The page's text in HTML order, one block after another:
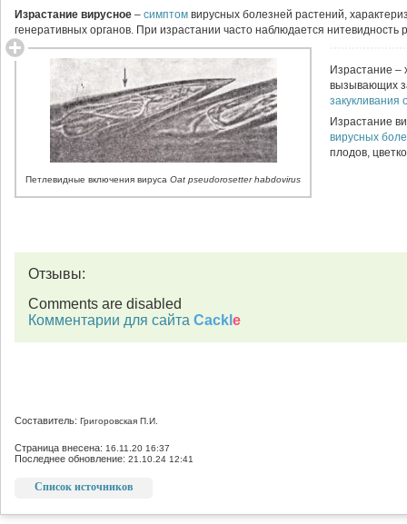
Израстание вирусное – симптом вирусных болезней растений,
генеративных органов. При израстании часто наблюдается нитевидность
Петлевидные включения вируса Oat pseudorosetter habdovirus
Израстание –
вызывающих
закукливания
Израстание
вирусных
плодов,
Отзывы:
Comments are disabled
Комментарии для сайта Cackl e
Составитель: Григоровская П.И.
Страница внесена: 16.11.20 16:37
Последнее обновление: 21.10.24 12:41
Список источников